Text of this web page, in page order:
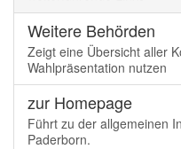
Weitere Behörden
Zeigt eine Übersicht aller
Wahlpräsentation nutzen
zur Homepage
Führt zu der allgemeinen
Paderborn.